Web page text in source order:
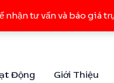
tư vấn và báo giá
Động Giới Thiệu